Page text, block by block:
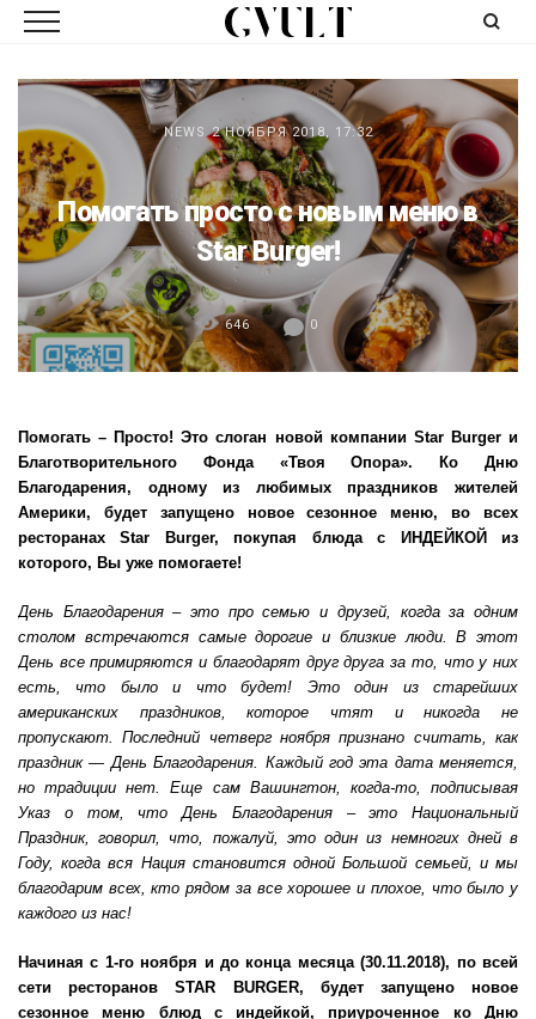
NEWS 2 НОЯБРЯ 2018, 17:32
Помогать просто с новым меню в
Star Burger!
646 0
Помогать – Просто! Это слоган новой компании Star Burger и
Благотворительного Фонда «Твоя Опора». Ко Дню
Благодарения, одному из любимых праздников жителей
Америки, будет запущено новое сезонное меню, во всех
ресторанахStar
Burger, покупая блюда с ИНДЕЙКОЙ из
которого, Вы уже помогаете!
День Благодарения – это про семью и друзей, когда за одним
столом встречаются самые дорогие и близкие люди. В этот
День все примиряются и благодарят друг друга за то, что у них
есть, что было и что будет! Это один из старейших
американских праздников, которое чтят и никогда не
пропускают. Последний четверг ноября признано считать, как
праздник — День Благодарения. Каждый год эта дата меняется,
но традиции нет. Еще сам Вашингтон, когда-то, подписывая
Указ о том, что День Благодарения – это Национальный
Праздник, говорил, что, пожалуй, это один из немногих дней в
Году, когда вся Нация становится одной Большой семьей, и мы
благодарим всех, кто рядом за все хорошее и плохое, что было у
каждого из нас!
Начиная с 1-го ноября и до конца месяца (30.11.2018), по всей
сети ресторановSTAR BURGER, будет запущено новое
сезонное меню блюд с индейкой, приуроченное ко Дню